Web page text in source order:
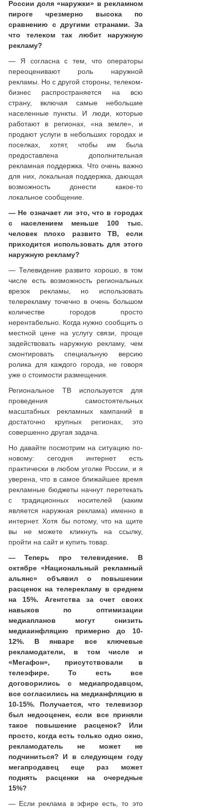
России доля «наружки» в рекламном
пироге чрезмерно высока по
сравнению с другими странами. За
что телеком так любит наружную
рекламу?
— Я согласна с тем, что операторы
переоценивают роль наружной
рекламы. Но с другой стороны, телеком-
бизнес распространяется на всю
страну, включая самые небольшие
населенные пункты. И люди, которые
работают в регионах, «на земле», и
продают услуги в небольших городах и
поселках, хотят, чтобы им была
предоставлена дополнительная
рекламная поддержка. Что очень важно
для них, локальная поддержка, дающая
возможность донести какое-то
локальное сообщение.
— Не означает ли это, что в городах
с населением меньше 100 тыс.
человек плохо развито ТВ, если
приходится использовать для этого
наружную рекламу?
— Телевидение развито хорошо, в том
числе есть возможность региональных
врезок рекламы, но использовать
телерекламу точечно в очень большом
количестве городов просто
нерентабельно. Когда нужно сообщить о
местной цене на услугу связи, проще
задействовать наружную рекламу, чем
смонтировать специальную версию
ролика для каждого города, не говоря
уже о стоимости размещения.
Региональное ТВ используется для
проведения самостоятельных
масштабных рекламных кампаний в
достаточно крупных регионах, это
совершенно другая задача.
Но давайте посмотрим на ситуацию по-
новому: сегодня интернет есть
практически в любом уголке России, и я
уверена, что в самое ближайшее время
рекламные бюджеты начнут перетекать
с традиционных носителей (каким
является наружная реклама) именно в
интернет. Хотя бы потому, что на щите
вы не можете кликнуть на ссылку,
пройти на сайт и купить товар.
— Теперь про телевидение. В
октябре «Национальный рекламный
альянс» объявил о повышении
расценок на телерекламу в среднем
на 15%. Агентства за счет своих
навыков по оптимизации
медиапланов могут снизить
медиаинфляцию примерно до 10-
12%. В январе все ключевые
рекламодатели, в том числе и
«Мегафон», присутствовали в
телеэфире. То есть все
договорились с медиапродавцом,
все согласились на медианфляцию в
10-15%. Получается, что телевизор
был недооценен, если все приняли
такое повышение расценок? Или
просто, когда есть только одно окно,
рекламодатель не может не
подчиниться? И в следующем году
мегапродавец еще раз может
поднять расценки на очередные
15%?
— Если реклама в эфире есть, то это